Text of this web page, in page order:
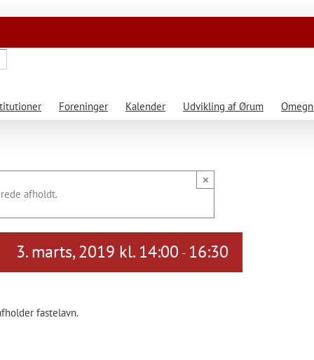
Foreninger Kalender Udvikling af Ørum
afholdt.
×
3. marts, 2019 kl. 14:00 - 16:30
fastelavn.